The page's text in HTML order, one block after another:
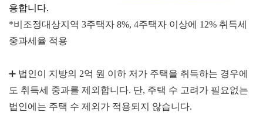
용합니다.
*비조정대상지역 3주택자 8%, 4주택자 이상에 12% 취득세
중과세율 적용
➕ 법인이 지방의 2억 원 이하 저가 주택을 취득하는 경우에
도 취득세 중과를 제외합니다. 단, 주택 수 고려가 필요없는
법인에는 주택 수 제외가 적용되지 않습니다.